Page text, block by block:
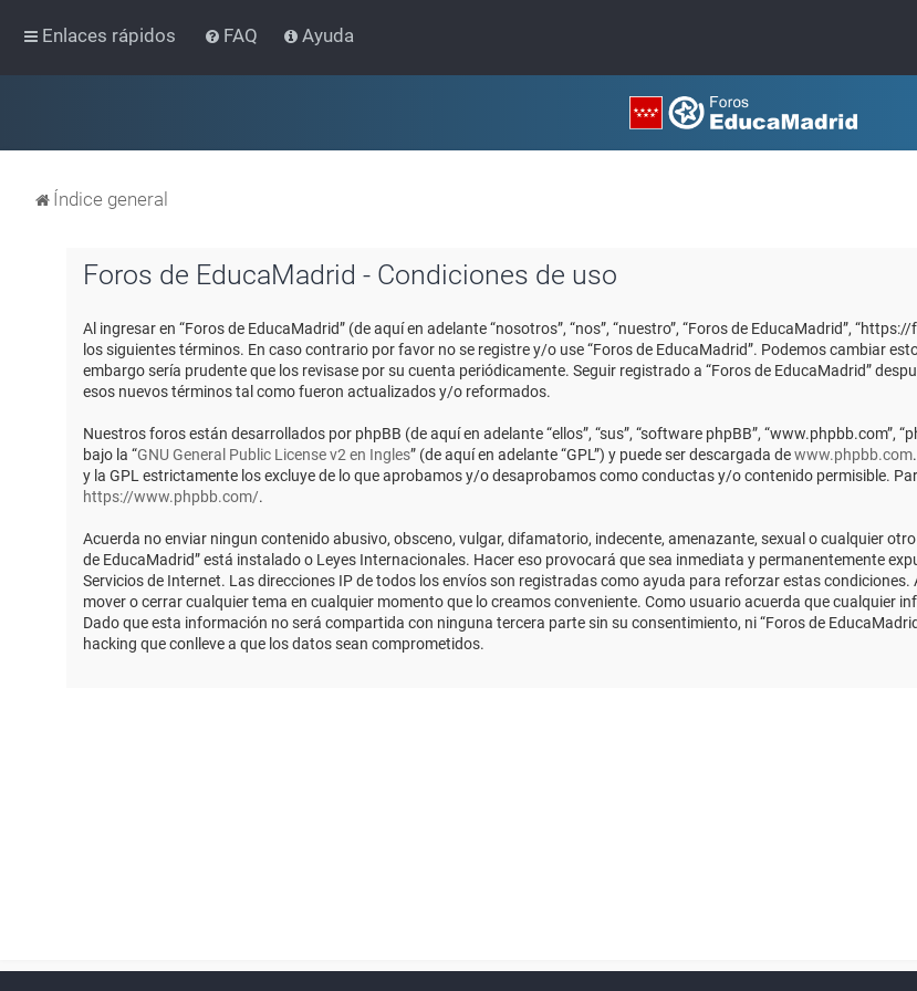
Enlaces rápidos FAQ Ayuda
Índice general
Foros de EducaMadrid - Condiciones de uso
Al ingresar en “Foros de EducaMadrid” (de aquí en adelante “nosotros”, “nos”, “nuestro”, “Foros de EducaMadrid”,
los siguientes términos. En caso contrario por favor no se registre y/o use “Foros de EducaMadrid”. Podemos cambiar
embargo sería prudente que los revisase por su cuenta periódicamente. Seguir registrado a “Foros de EducaMadrid”
esos nuevos términos tal como fueron actualizados y/o reformados.
Nuestros foros están desarrollados por phpBB (de aquí en adelante “ellos”, “sus”, “software phpBB”, “www.phpbb.com”,
bajo la “GNU General Public License v2 en Ingles” (de aquí en adelante “GPL”) y puede ser descargada dewww.phpbb.com
y la GPL estrictamente los excluye de lo que aprobamos y/o desaprobamos como conductas y/o contenido permisible.
https://www.phpbb.com/.
Acuerda no enviar ningun contenido abusivo, obsceno, vulgar, difamatorio, indecente, amenazante, sexual o cualquier
de EducaMadrid” está instalado o Leyes Internacionales. Hacer eso provocará que sea inmediata y permanentemente
Servicios de Internet. Las direcciones IP de todos los envíos son registradas como ayuda para reforzar estas condiciones.
mover o cerrar cualquier tema en cualquier momento que lo creamos conveniente. Como usuario acuerda que cualquier
Dado que esta información no será compartida con ninguna tercera parte sin su consentimiento, ni “Foros de
hacking que conlleve a que los datos sean comprometidos.